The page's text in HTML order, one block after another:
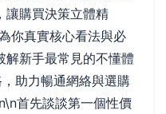
讓購買決策立體精
你真實核心看法與必
解新手最常見的不懂體
助力暢通網絡與選購
首先談談第一個性價